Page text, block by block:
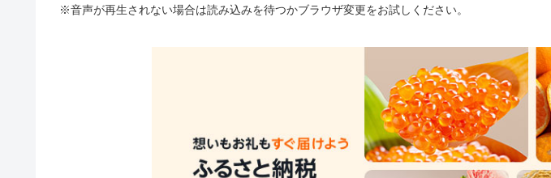
※音声が再生されない場合は読み込みを待つかブラウザ変更をお試しください。